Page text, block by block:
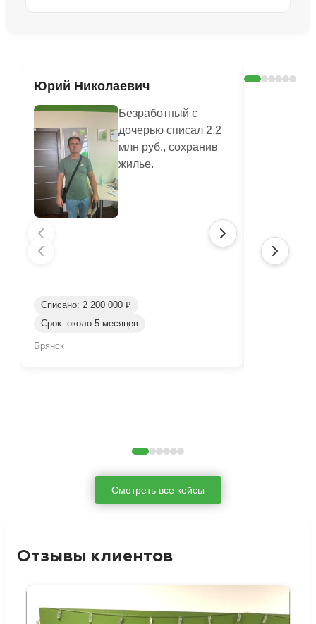
Юрий Николаевич
Безработный с
дочерью списал 2,2
млн руб., сохранив
жилье.
Списано: 2 200 000 ₽
Срок: около 5 месяцев
Брянск
Смотреть все кейсы
Отзывы клиентов